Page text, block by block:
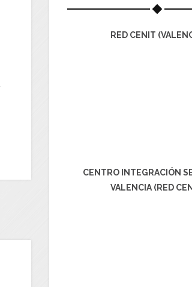
RED CENIT
CENTRO INTEGRACIÓN
VALENCIA (RED